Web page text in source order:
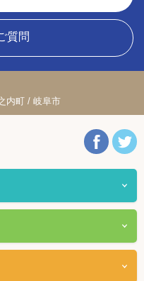
質問
内町 / 岐阜市